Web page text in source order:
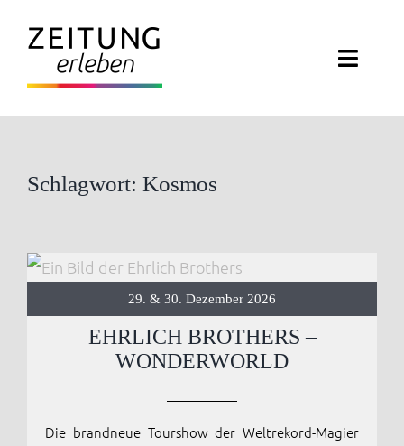
Inhalt
springen
Toggle
VERANSTALTUNGEN
ZEITUNGSWELT
NEWSLETTER
Anmelden / Registrieren
Schlagwort: Kosmos
29. & 30. Dezember 2026
EHRLICH BROTHERS –
WONDERWORLD
Die brandneue Tourshow der Weltrekord-Magier